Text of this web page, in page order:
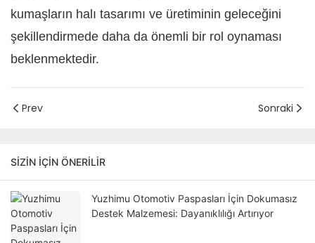
kumaşların halı tasarımı ve üretiminin geleceğini
şekillendirmede daha da önemli bir rol oynaması
beklenmektedir.
Prev Sonraki
SIZIN IÇIN ÖNERILIR
Yuzhimu Otomotiv Paspasları İçin Dokumasız
Destek Malzemesi: Dayanıklılığı Artırıyor